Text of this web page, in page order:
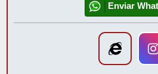
Enviar